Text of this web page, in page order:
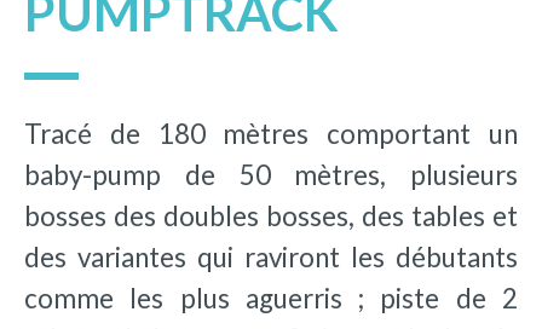
PUMPTRACK
Tracé de 180 mètres comportant un
baby-pump de 50 mètres, plusieurs
bosses des doubles bosses, des tables et
des variantes qui raviront les débutants
comme les plus aguerris ; piste de 2